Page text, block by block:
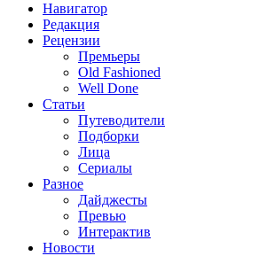
Навигатор
Редакция
Рецензии
Премьеры
Old Fashioned
Well Done
Статьи
Путеводители
Подборки
Лица
Сериалы
Разное
Дайджесты
Превью
Интерактив
Новости